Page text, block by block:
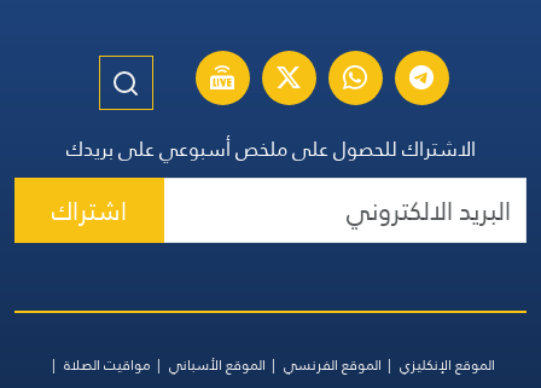
الاشتراك للحصول على ملخص أسبوعي على بريدك
اشتراك
الموقع الإنكليزي الموقع الفرنسي الموقع الأسباني
مواقيت الصلاة